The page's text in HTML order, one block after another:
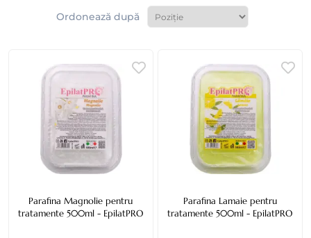
Ordonează după
Parafina Magnolie pentru
tratamente 500ml - EpilatPRO
Parafina Lamaie pentru
tratamente 500ml - EpilatPRO